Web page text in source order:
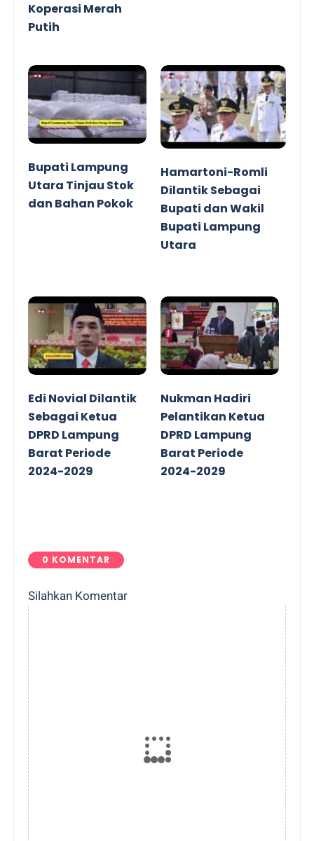
Koperasi Merah
Putih
Bupati Lampung
Utara Tinjau Stok
dan Bahan Pokok
Hamartoni-Romli
Dilantik Sebagai
Bupati dan Wakil
Bupati Lampung
Utara
Edi Novial Dilantik
Sebagai Ketua
DPRD Lampung
Barat Periode
2024-2029
Nukman Hadiri
Pelantikan Ketua
DPRD Lampung
Barat Periode
2024-2029
0 KOMENTAR
Silahkan Komentar